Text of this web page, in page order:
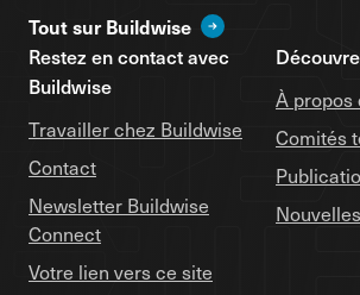
Tout sur Buildwise
Restez en contact avec
Buildwise
Travailler chez Buildwise
Contact
Newsletter Buildwise
Connect
Votre lien vers ce site
À propos
Comités
Nouvelles